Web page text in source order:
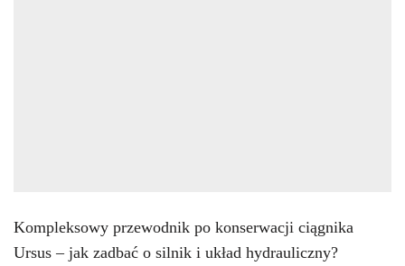
Kompleksowy przewodnik po konserwacji ciągnika
Ursus – jak zadbać o silnik i układ hydrauliczny?